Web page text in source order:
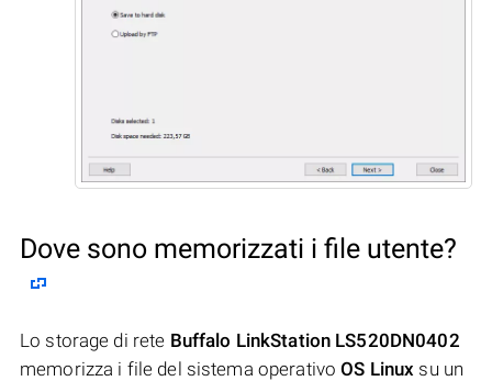
Dove sono memorizzati i file utente?
Lo storage di rete Buffalo LinkStation LS520DN0402
memorizza i file del sistema operativoOS Linux su un